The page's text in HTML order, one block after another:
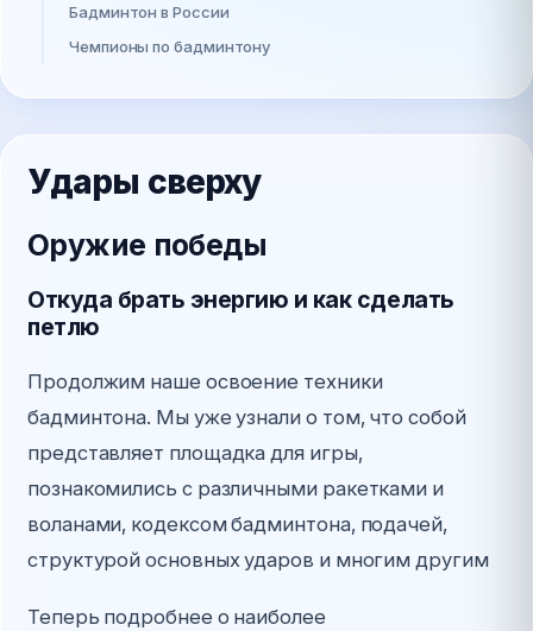
Бадминтон в России
Чемпионы по бадминтону
Удары сверху
Оружие победы
Откуда брать энергию и как сделать
петлю
Продолжим наше освоение техники
бадминтона. Мы уже узнали о том, что собой
представляет площадка для игры,
познакомились с различными ракетками и
воланами, кодексом бадминтона, подачей,
структурой основных ударов и многим другим
Теперь подробнее о наиболее